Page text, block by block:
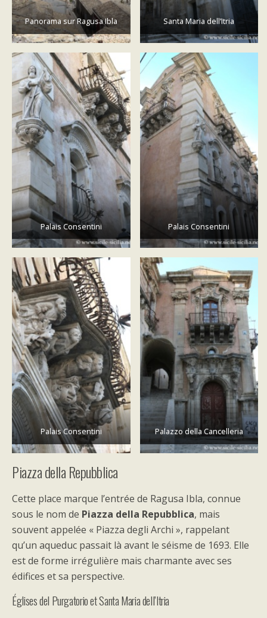
Panorama sur Ragusa Ibla Santa Maria dell’Itria
Palais Consentini Palais Consentini
Palais Consentini Palazzo della Cancelleria
Piazza della Repubblica
Cette place marque l’entrée de Ragusa Ibla, connue
sous le nom de Piazza della Repubblica, mais
souvent appelée « Piazza degli Archi », rappelant
qu’un aqueduc passait là avant le séisme de 1693. Elle
est de forme irrégulière mais charmante avec ses
édifices et sa perspective.
Églises del Purgatorio et Santa Maria dell’Itria